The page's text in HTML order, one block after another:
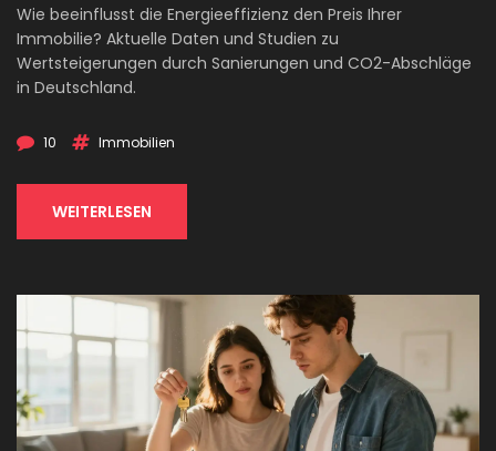
Wie beeinflusst die Energieeffizienz den Preis Ihrer
Immobilie? Aktuelle Daten und Studien zu
Wertsteigerungen durch Sanierungen und CO2-Abschläge
in Deutschland.
10 Immobilien
WEITERLESEN